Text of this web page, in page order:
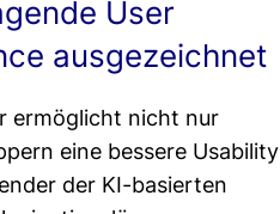
User
ausgezeichnet
ermöglicht nicht nur
eine bessere Usability
der KI-basierten